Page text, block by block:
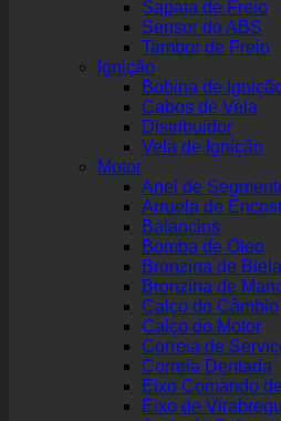
Sapata de Freio
Sensor do ABS
Tambor de Freio
Ignição
Bobina de
Cabos de Vela
Distribuidor
Vela de Ignição
Motor
Anel de
Arruela de
Balancins
Bomba de Óleo
Bronzina de Biela
Bronzina de
Calço do Câmbio
Calço do Motor
Correia de
Correia Dentada
Eixo Comando
Eixo de